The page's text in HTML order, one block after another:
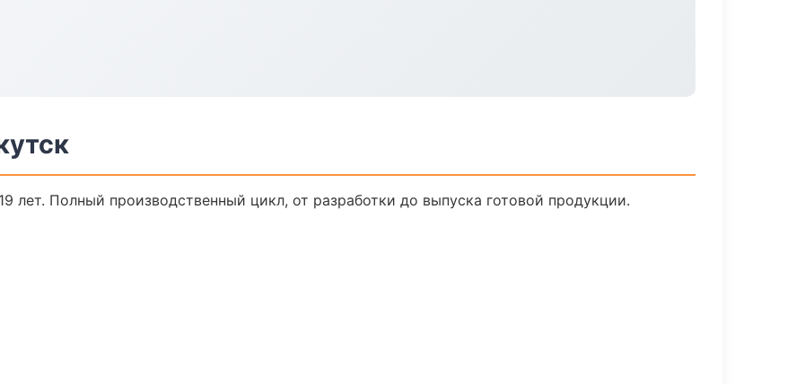
лет. Полный производственный цикл, от разработки до выпуска готовой продукции.